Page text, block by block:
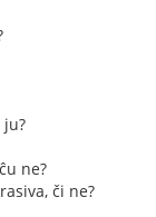
ju?
ne?
či ne?